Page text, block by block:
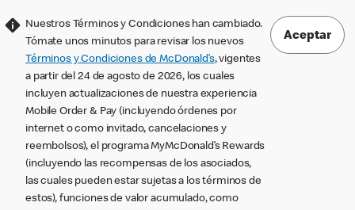
Nuestros Términos y Condiciones han cambiado.
Tómate unos minutos para revisar los nuevos
Términos y Condiciones de McDonald’s, vigentes
a partir del 24 de agosto de 2026, los cuales
incluyen actualizaciones de nuestra experiencia
Mobile Order & Pay (incluyendo órdenes por
internet o como invitado, cancelaciones y
reembolsos), el programa MyMcDonald’s Rewards
(incluyendo las recompensas de los asociados,
las cuales pueden estar sujetas a los términos de
estos), funciones de valor acumulado, como
Aceptar